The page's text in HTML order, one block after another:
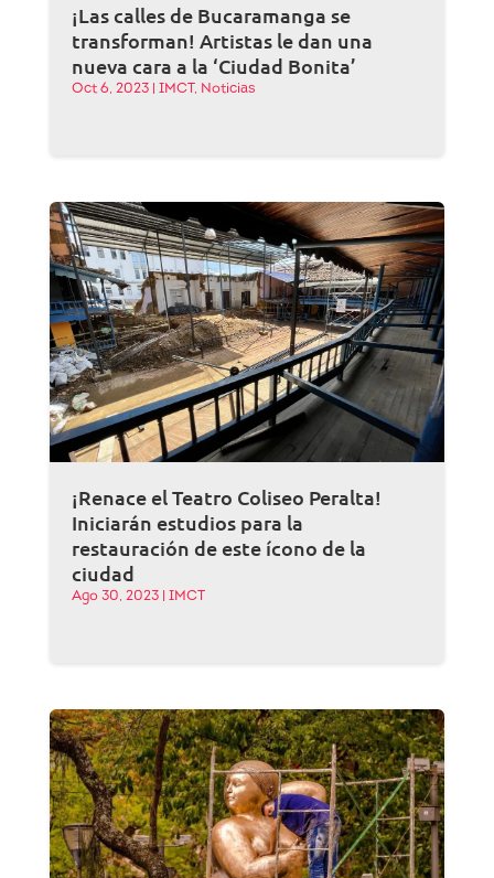
¡Las calles de Bucaramanga se
transforman! Artistas le dan una
nueva cara a la ‘Ciudad Bonita’
Oct 6, 2023| IMCT, Noticias
¡Renace el Teatro Coliseo Peralta!
Iniciarán estudios para la
restauración de este ícono de la
ciudad
Ago 30, 2023| IMCT